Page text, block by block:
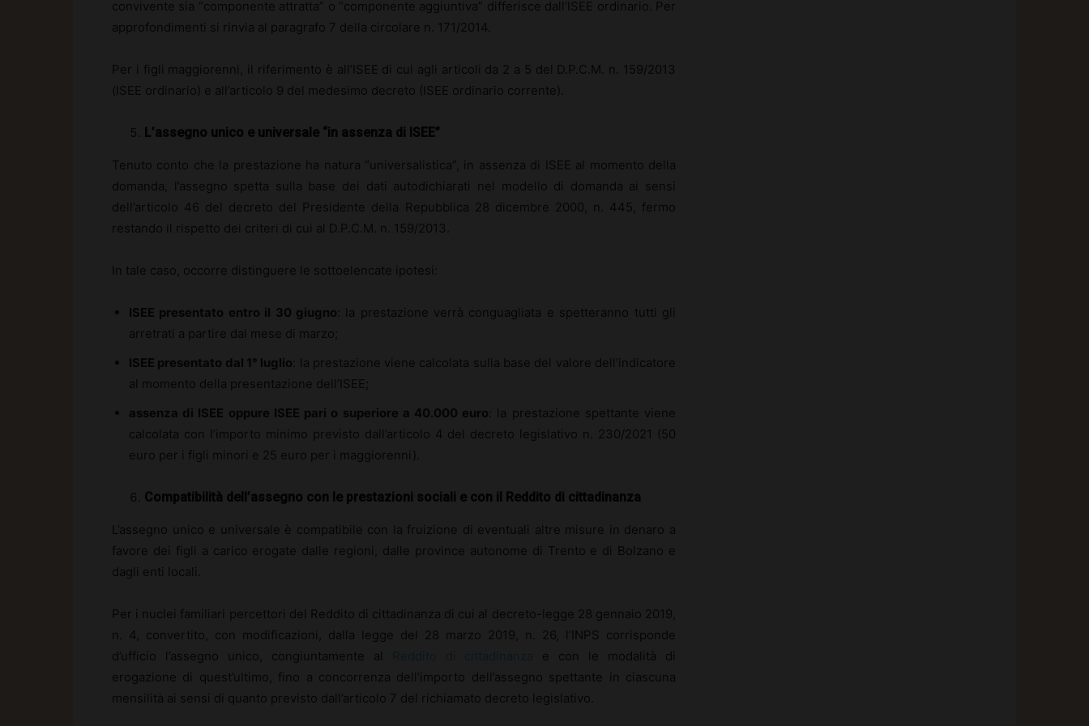
convivente sia “componente attratta” o “componente aggiuntiva” differisce dall’ISEE ordinario. Per
approfondimenti si rinvia al paragrafo 7 della circolare n. 171/2014.
Per i figli maggiorenni, il riferimento è all’ISEE di cui agli articoli da 2 a 5 del D.P.C.M. n. 159/2013
(ISEE ordinario) e all’articolo 9 del medesimo decreto (ISEE ordinario corrente).
L’assegno unico e universale “in assenza di ISEE”
Tenuto conto che la prestazione ha natura “universalistica”, in assenza di ISEE al momento della
domanda, l’assegno spetta sulla base dei dati autodichiarati nel modello di domanda ai sensi
dell’articolo 46 del decreto del Presidente della Repubblica 28 dicembre 2000, n. 445, fermo
restando il rispetto dei criteri di cui al D.P.C.M. n. 159/2013.
In tale caso, occorre distinguere le sottoelencate ipotesi:
ISEE presentato entro il 30 giugno : la prestazione verrà conguagliata e spetteranno tutti gli
arretrati a partire dal mese di marzo;
ISEE presentato dal 1° luglio : la prestazione viene calcolata sulla base del valore dell’indicatore
al momento della presentazione dell’ISEE;
assenza di ISEE oppure ISEE pari o superiore a 40.000 euro : la prestazione spettante viene
calcolata con l’importo minimo previsto dall’articolo 4 del decreto legislativo n. 230/2021 (50
euro per i figli minori e 25 euro per i maggiorenni).
Compatibilità dell’assegno con le prestazioni sociali e con il Reddito di cittadinanza
L’assegno unico e universale è compatibile con la fruizione di eventuali altre misure in denaro a
favore dei figli a carico erogate dalle regioni, dalle province autonome di Trento e di Bolzano e
dagli enti locali.
Per i nuclei familiari percettori del Reddito di cittadinanza di cui al decreto-legge 28 gennaio 2019,
n. 4, convertito, con modificazioni, dalla legge del 28 marzo 2019, n. 26, l’INPS corrisponde
d’ufficio l’assegno unico, congiuntamente al
e con le modalità di
erogazione di quest’ultimo, fino a concorrenza dell’importo dell’assegno spettante in ciascuna
mensilità ai sensi di quanto previsto dall’articolo 7 del richiamato decreto legislativo.